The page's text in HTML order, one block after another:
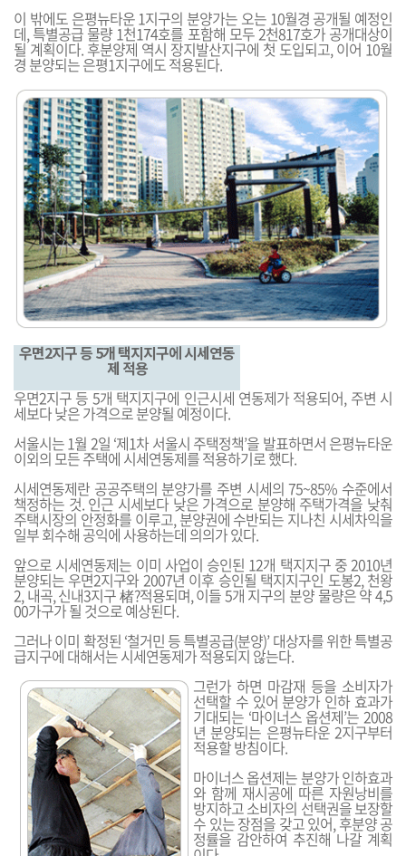
이 밖에도 은평뉴타운 1지구의 분양가는 오는 10월경 공개될 예정인
데, 특별공급 물량 1천174호를 포함해 모두 2천817호가 공개대상이
될 계획이다. 후분양제 역시 장지발산지구에 첫 도입되고, 이어 10월
경 분양되는 은평1지구에도 적용된다.
우면2지구 등 5개 택지지구에 시세연동
제 적용
우면2지구 등 5개 택지지구에 인근시세 연동제가 적용되어, 주변 시
세보다 낮은 가격으로 분양될 예정이다.
서울시는 1월 2일 ‘제1차 서울시 주택정책’을 발표하면서 은평뉴타운
이외의 모든 주택에 시세연동제를 적용하기로 했다.
시세연동제란 공공주택의 분양가를 주변 시세의 75~85% 수준에서
책정하는 것. 인근 시세보다 낮은 가격으로 분양해 주택가격을 낮춰
주택시장의 안정화를 이루고, 분양권에 수반되는 지나친 시세차익을
일부 회수해 공익에 사용하는데 의의가 있다.
앞으로 시세연동제는 이미 사업이 승인된 12개 택지지구 중 2010년
분양되는 우면2지구와 2007년 이후 승인될 택지지구인 도봉2, 천왕
2, 내곡, 신내3지구 楮?적용되며, 이들 5개 지구의 분양 물량은 약 4,5
00가구가 될 것으로 예상된다.
그러나 이미 확정된 ‘철거민 등 특별공급(분양)’ 대상자를 위한 특별공
급지구에 대해서는 시세연동제가 적용되지 않는다.
그런가 하면 마감재 등을 소비자가
선택할 수 있어 분양가 인하 효과가
기대되는 ‘마이너스 옵션제’는 2008
년 분양되는 은평뉴타운 2지구부터
적용할 방침이다.
마이너스 옵션제는 분양가 인하효과
와 함께 재시공에 따른 자원낭비를
방지하고 소비자의 선택권을 보장할
수 있는 장점을 갖고 있어, 후분양 공
정률을 감안하여 추진해 나갈 계획